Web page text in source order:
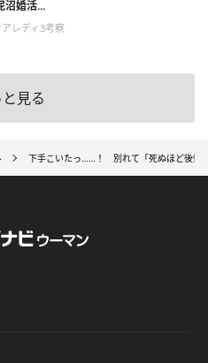
沼婚活...
レディ3考察
見る
下手こいたっ……！ 別れて「死ぬほど後悔